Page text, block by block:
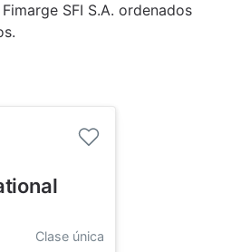
SFI S.A. ordenados
Clase única